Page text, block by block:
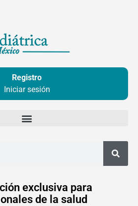
Registro
Iniciar sesión
exclusiva para
de la salud